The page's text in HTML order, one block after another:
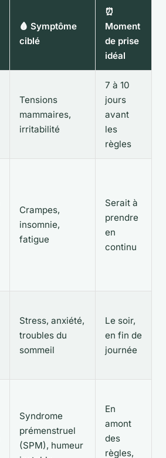
🩸 Symptôme
ciblé
⏰
Moment
de prise
idéal
Tensions
mammaires,
irritabilité
7 à 10
jours
avant
les
règles
Crampes,
insomnie,
fatigue
Serait à
prendre
en
continu
Stress, anxiété,
troubles du
sommeil
Le soir,
en fin de
journée
Syndrome
prémenstruel
(SPM), humeur
En
amont
des
règles,